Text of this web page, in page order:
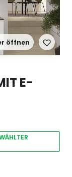
öffnen
E-